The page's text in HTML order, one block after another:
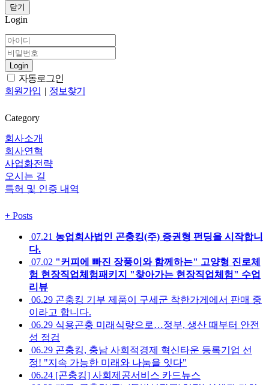
닫기
Login
Login
자동로그인
회원가입 | 정보찾기
Category
회사소개
회사연혁
사업화전략
오시는 길
특허 및 인증 내역
+ Posts
07.21 농업회사법인 곤충킹(주) 증권형 펀딩을 시작합니
다.
07.02 "커피에 빠진 장풍이와 함께하는" 고양형 진로체
험 현장직업체험패키지 "찾아가는 현장직업체험" 수업
리뷰
06.29 곤충킹 기부 제품이 구세군 착한가게에서 판매 중
이라고 합니다.
06.29 식용곤충 미래식량으로…정부, 생산 때부터 안전
성 점검
06.29 곤충킹, 충남 사회적경제 혁신타운 등록기업 선
정! "지속 가능한 미래와 나눔을 잇다"
06.24 [곤충킹] 사회제공서비스 카드뉴스